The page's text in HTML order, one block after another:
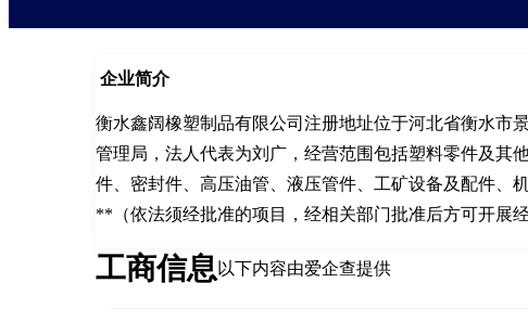
企业简介
衡水鑫阔橡塑制品有限公司注册地址位于河北省衡水市
管理局，法人代表为刘广，经营范围包括塑料零件及其
件、密封件、高压油管、液压管件、工矿设备及配件、
**（依法须经批准的项目，经相关部门批准后方可开展经
工商信息以下内容由爱企查提供